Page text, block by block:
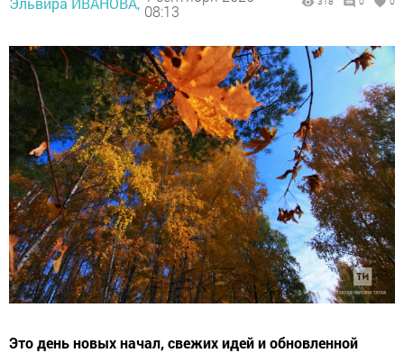
08:13
Это день новых начал, свежих идей и обновленной